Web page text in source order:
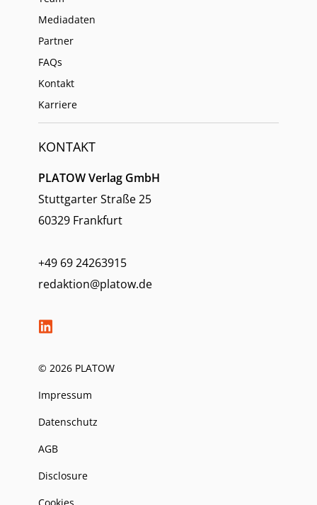
Mediadaten
Partner
FAQs
Kontakt
Karriere
KONTAKT
PLATOW Verlag GmbH
Stuttgarter Straße 25
60329 Frankfurt
+49 69 24263915
redaktion@platow.de
© 2026 PLATOW
Impressum
Datenschutz
AGB
Disclosure
Cookies